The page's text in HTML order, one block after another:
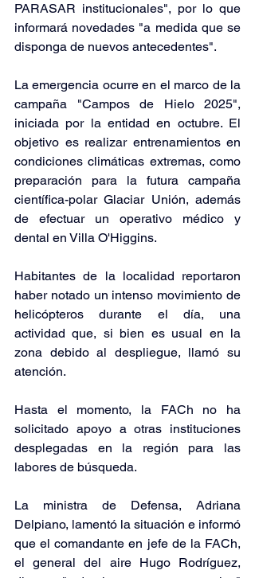
PARASAR institucionales", por lo que
informará novedades "a medida que se
disponga de nuevos antecedentes".
La emergencia ocurre en el marco de la
campaña "Campos de Hielo 2025",
iniciada por la entidad en octubre. El
objetivo es realizar entrenamientos en
condiciones climáticas extremas, como
preparación para la futura campaña
científica-polar Glaciar Unión, además
de efectuar un operativo médico y
dental en Villa O'Higgins.
Habitantes de la localidad reportaron
haber notado un intenso movimiento de
helicópteros durante el día, una
actividad que, si bien es usual en la
zona debido al despliegue, llamó su
atención.
Hasta el momento, la FACh no ha
solicitado apoyo a otras instituciones
desplegadas en la región para las
labores de búsqueda.
La ministra de Defensa, Adriana
Delpiano, lamentó la situación e informó
el general del aire Hugo Rodríguez,